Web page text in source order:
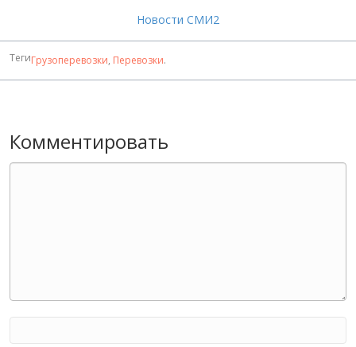
Новости СМИ2
ТегиГрузоперевозки, Перевозки.
Комментировать